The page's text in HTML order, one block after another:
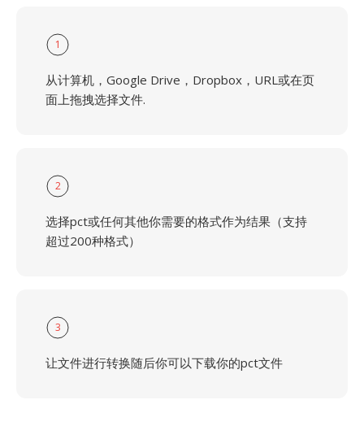
1
从计算机，Google Drive，Dropbox，URL或在页
面上拖拽选择文件.
2
选择pct或任何其他你需要的格式作为结果（支持
超过200种格式）
3
让文件进行转换随后你可以下载你的pct文件